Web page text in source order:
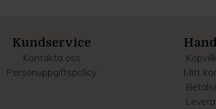
Kundservice
Kontakta oss
Personuppgiftspolicy
Mitt